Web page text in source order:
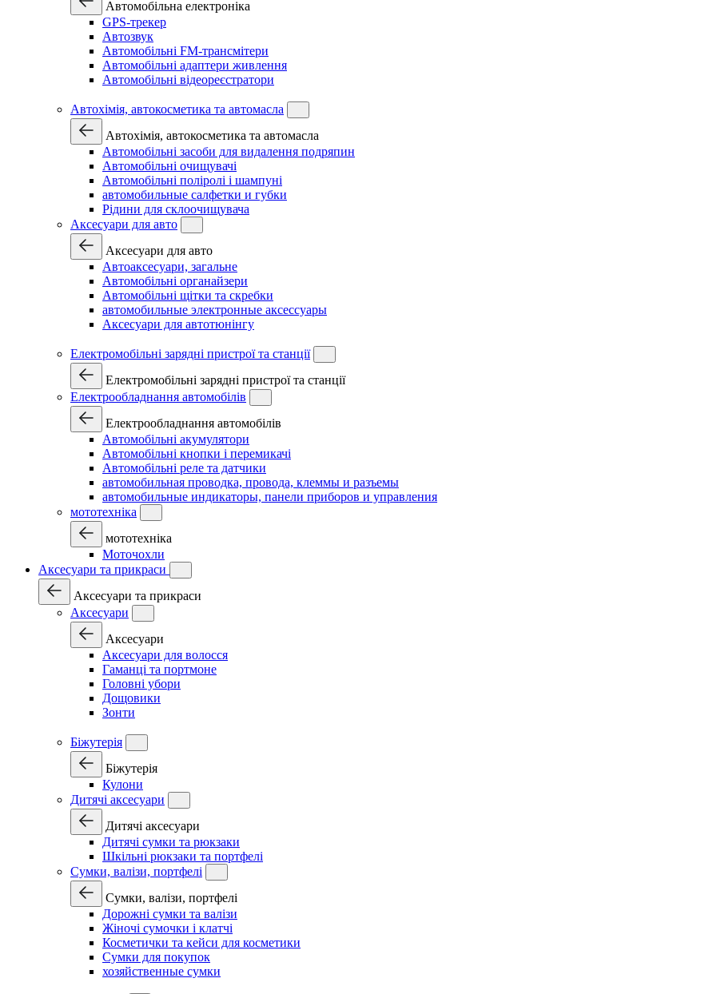
Автомобільна електроніка
GPS-трекер
Автозвук
Автомобільні FM-трансмітери
Автомобільні адаптери живлення
Автомобільні відеореєстратори
Автохімія, автокосметика та автомасла
Автохімія, автокосметика та автомасла
Автомобільні засоби для видалення подряпин
Автомобільні очищувачі
Автомобільні поліролі і шампуні
автомобильные салфетки и губки
Рідини для склоочищувача
Аксесуари для авто
Аксесуари для авто
Автоаксесуари, загальне
Автомобільні органайзери
Автомобільні щітки та скребки
автомобильные электронные аксессуары
Аксесуари для автотюнінгу
Електромобільні зарядні пристрої та станції
Електромобільні зарядні пристрої та станції
Електрообладнання автомобілів
Електрообладнання автомобілів
Автомобільні акумулятори
Автомобільні кнопки і перемикачі
Автомобільні реле та датчики
автомобильная проводка, провода, клеммы и разъемы
автомобильные индикаторы, панели приборов и управления
мототехніка
мототехніка
Моточохли
Аксесуари та прикраси
Аксесуари та прикраси
Аксесуари
Аксесуари
Аксесуари для волосся
Гаманці та портмоне
Головні убори
Дощовики
Зонти
Біжутерія
Біжутерія
Кулони
Дитячі аксесуари
Дитячі аксесуари
Дитячі сумки та рюкзаки
Шкільні рюкзаки та портфелі
Сумки, валізи, портфелі
Сумки, валізи, портфелі
Дорожні сумки та валізи
Жіночі сумочки і клатчі
Косметички та кейси для косметики
Сумки для покупок
хозяйственные сумки